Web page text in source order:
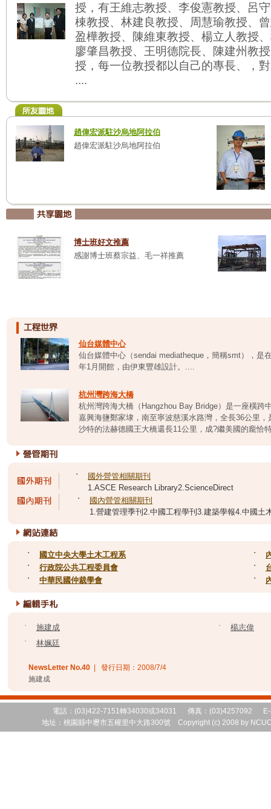
授，有王維志教授、李俊憲教授、呂
棟教授、林建良教授、周慧瑜教授、
盈樺教授、陳維東教授、楊立人教授
廖肇昌教授、王明德院長、陳建州教
授，每一位教授都以自己的專長、，
....
趙偉宏派駐沙烏地阿拉伯
趙偉宏派駐沙烏地阿拉伯
博士班好文推薦
感謝博士班蔡宗益、毛一祥推薦
仙台媒體中心
仙台媒體中心（sendai mediatheque，簡稱smt），是
年1月開館，由伊東豐雄設計。....
杭州灣跨海大橋
杭州灣跨海大橋（Hangzhou Bay Bridge）是一座橫跨
嘉興海鹽鄭家埭，南至寧波慈溪水路灣，全長36公里
沙特的法赫德國王大橋還長11公里，成?繼美國的龐恰
˙
國外營管相關期刊
1.ASCE Research Library2.ScienceDirect
˙
國內營管相關期刊
1.營建管理季刊2.中國工程學刊3.建築學報4.中國土
˙ 國立中央大學土木工程系 ˙
˙
行政院公共工程委員會 ˙
˙
中華民國仲裁學會 ˙
˙ 施建成 ˙
楊志偉
˙
林姵廷
NewsLetter No.40 | 發行日期： 2008/7/4
施建成
電話：(03)422-7151轉34030或34031 傳真：(03)4257092 E-
地址：桃園縣中壢市五權里中大路300號 Copyright (c) 2008 by